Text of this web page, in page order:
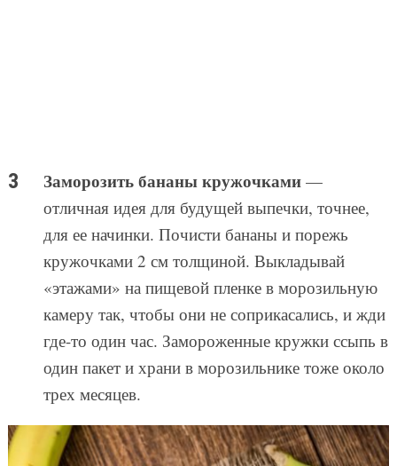
Заморозить бананы кружочками—
отличная идея для будущей выпечки, точнее,
для ее начинки. Почисти бананы и порежь
кружочками 2 см толщиной. Выкладывай
«этажами» на пищевой пленке в морозильную
камеру так, чтобы они не соприкасались, и жди
где-то один час. Замороженные кружки ссыпь в
один пакет и храни в морозильнике тоже около
трех месяцев.